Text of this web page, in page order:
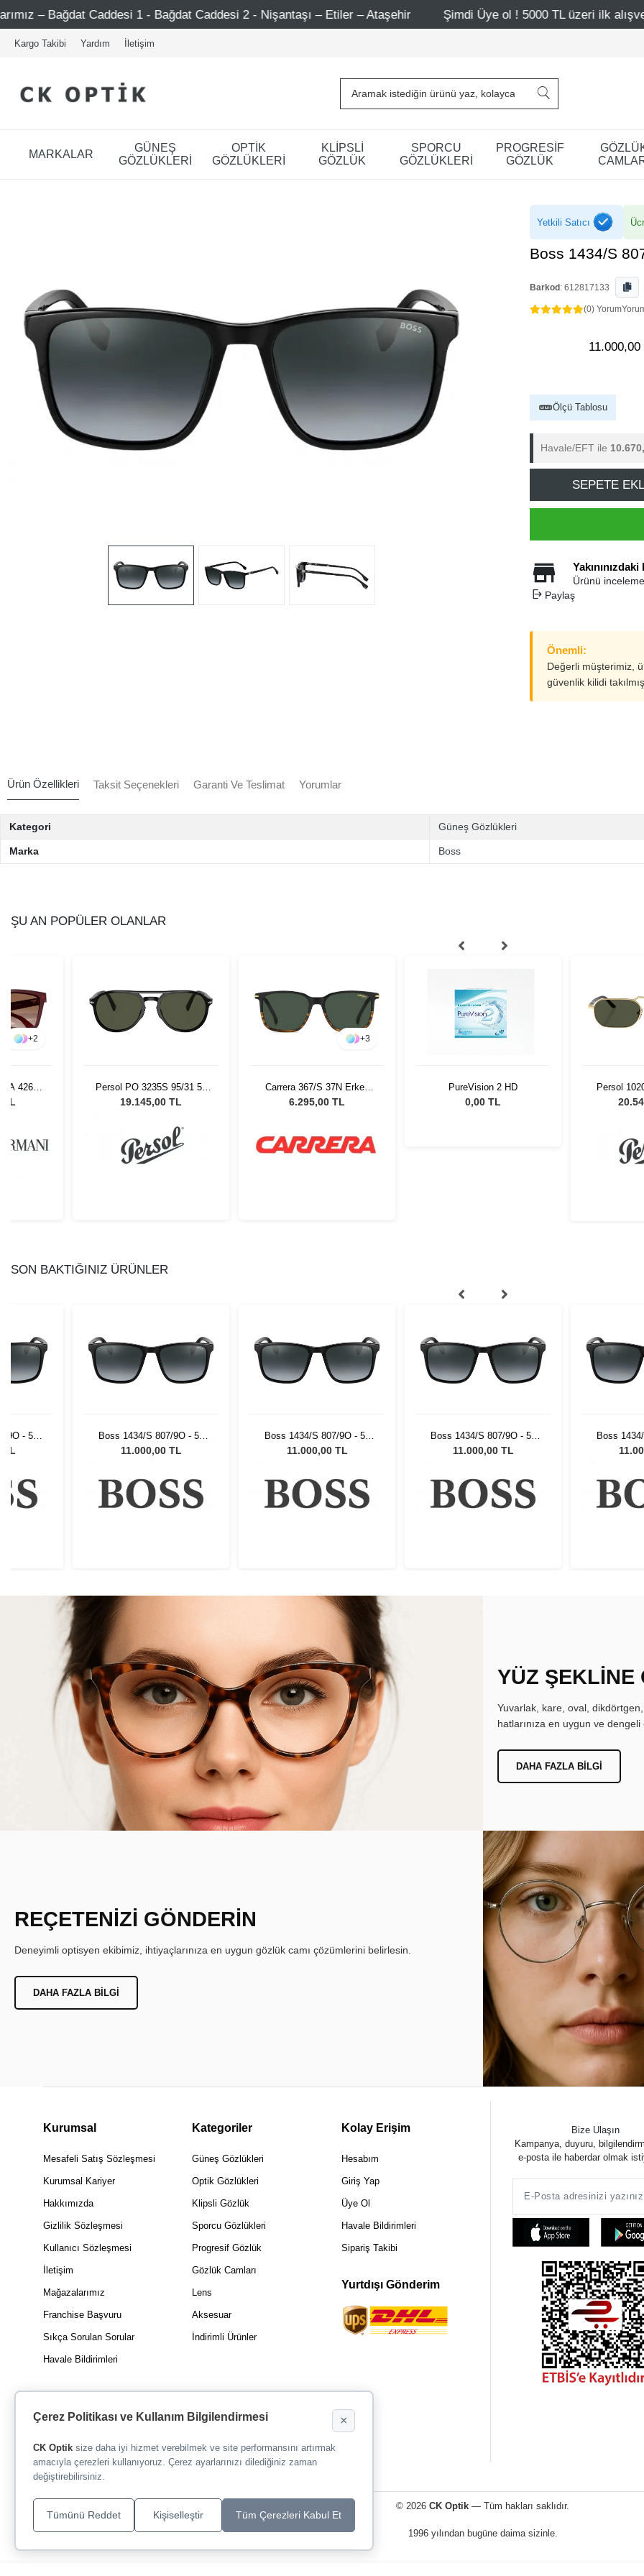
Caddesi 1 - Bağdat Caddesi 2 - Nişantaşı – Etiler – Ataşehir Şimdi Üye ol ! 5000 TL üzeri ilk alışverişinde 500
Kargo Takibi Yardım İletişim
MARKALAR
GÜNEŞ
GÖZLÜKLERİ
OPTİK
GÖZLÜKLERİ
KLİPSLİ
GÖZLÜK
SPORCU
GÖZLÜKLERİ
PROGRESİF
GÖZLÜK
Yetkili Satıcı
Boss 1434/S
Barkod : 612817133
(0) Yorum
11.000,00
Ölçü Tablosu
Havale/EFT ile
SEPETE
Ürünü
Paylaş
Önemli:
Değerli müşterimiz,
güvenlik kilidi
Ürün Özellikleri Taksit Seçenekleri Garanti Ve Teslimat Yorumlar
Kategori Güneş Gözlükleri
Marka Boss
ŞU AN POPÜLER OLANLAR
+2
4261
TL
Persol PO 3235S 95/31 55
Unisex Güneş Gözlüğü
19.145,00 TL
+3
Carrera 367/S 37N Erkek
Güneş Gözlüğü
6.295,00 TL
PureVision 2 HD
0,00 TL
Persol
Erkek
SON BAKTIĞINIZ ÜRÜNLER
9O - 56
TL
Boss 1434/S 807/9O - 56
Unisex Güneş Gözlüğü
11.000,00 TL
Boss 1434/S 807/9O - 56
Unisex Güneş Gözlüğü
11.000,00 TL
Boss 1434/S 807/9O - 56
Unisex Güneş Gözlüğü
11.000,00 TL
Boss
Unisex
YÜZ ŞEKLİNE
Yuvarlak, kare, oval,
hatlarınıza en uygun ve
DAHA FAZLA BILGI
REÇETENİZİ GÖNDERİN
Deneyimli optisyen ekibimiz, ihtiyaçlarınıza en uygun gözlük camı çözümlerini belirlesin.
DAHA FAZLA BILGI
Kurumsal
Mesafeli Satış Sözleşmesi
Kurumsal Kariyer
Hakkımızda
Gizlilik Sözleşmesi
Kullanıcı Sözleşmesi
İletişim
Mağazalarımız
Franchise Başvuru
Sıkça Sorulan Sorular
Havale Bildirimleri
Kategoriler
Güneş Gözlükleri
Optik Gözlükleri
Klipsli Gözlük
Sporcu Gözlükleri
Progresif Gözlük
Gözlük Camları
Lens
Aksesuar
İndirimli Ürünler
Kolay Erişim
Hesabım
Giriş Yap
Üye Ol
Havale Bildirimleri
Sipariş Takibi
Yurtdışı Gönderim
Bize Ulaşın
Kampanya, duyuru,
e-posta ile haberdar olmak
© 2026CK Optik — Tüm hakları saklıdır.
1996 yılından bugüne daima sizinle.
Çerez Politikası ve Kullanım Bilgilendirmesi ×
CK Optik size daha iyi hizmet verebilmek ve site performansını artırmak
amacıyla çerezleri kullanıyoruz. Çerez ayarlarınızı dilediğiniz zaman
değiştirebilirsiniz.
Tüm Çerezleri Kabul Et
Kişiselleştir
Tümünü Reddet